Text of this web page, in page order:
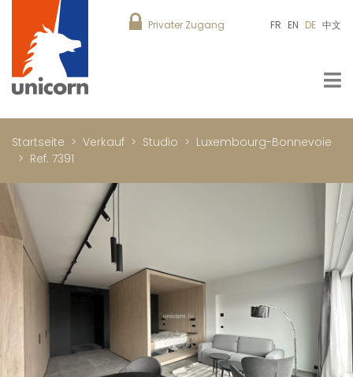
Privater Zugang FR EN DE 中文
Startseite Verkauf Studio
Luxembourg-Bonnevoie
Ref. 7391